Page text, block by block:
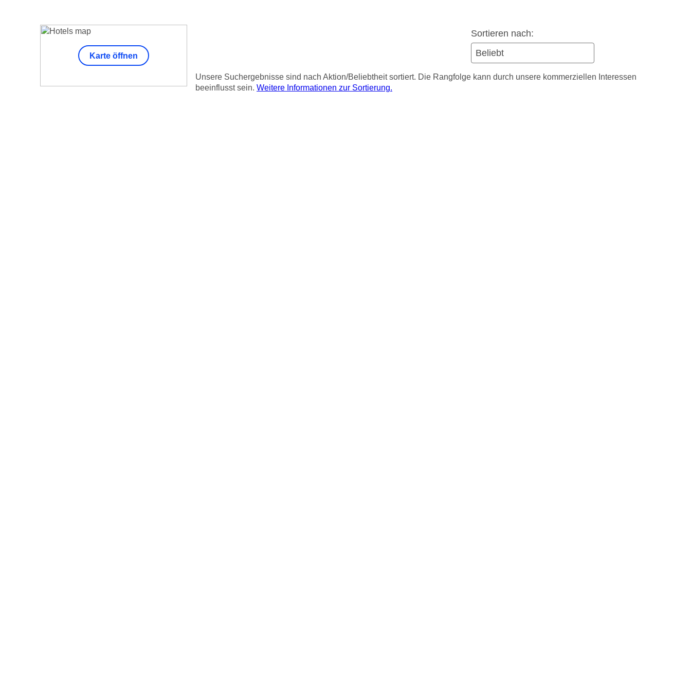
Sortieren nach:
Unsere Suchergebnisse sind nach Aktion/Beliebtheit sortiert. Die Rangfolge kann durch unsere kommerziellen Interessen
beeinflusst sein. Weitere Informationen zur Sortierung.
Karte öffnen